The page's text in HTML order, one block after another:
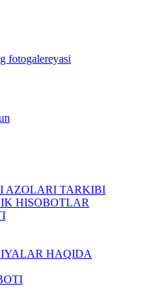
fotogalereyasi
AZOLARI TARKIBI
HISOBOTLAR
HAQIDA